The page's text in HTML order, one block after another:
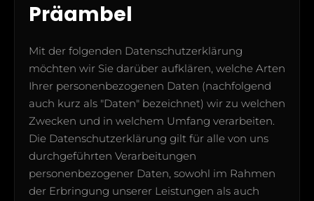
Präambel
Mit der folgenden Datenschutzerklärung
möchten wir Sie darüber aufklären, welche Arten
Ihrer personenbezogenen Daten (nachfolgend
auch kurz als "Daten" bezeichnet) wir zu welchen
Zwecken und in welchem Umfang verarbeiten.
Die Datenschutzerklärung gilt für alle von uns
durchgeführten Verarbeitungen
personenbezogener Daten, sowohl im Rahmen
der Erbringung unserer Leistungen als auch